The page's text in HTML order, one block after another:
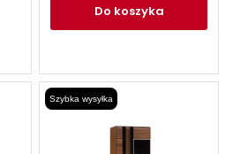
do koszyka
Szybka wysyłka